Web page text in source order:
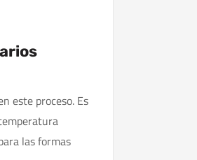
este proceso. Es
las formas